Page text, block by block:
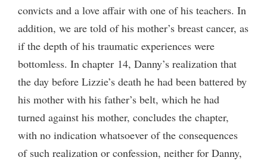
convicts and a love affair with one of his teachers. In
addition, we are told of his mother’s breast cancer, as
if the depth of his traumatic experiences were
bottomless. In chapter 14, Danny’s realization that
the day before Lizzie’s death he had been battered by
his mother with his father’s belt, which he had
turned against his mother, concludes the chapter,
with no indication whatsoever of the consequences
of such realization or confession, neither for Danny,